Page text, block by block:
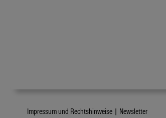
Impressum und Rechtshinweise | Newsletter